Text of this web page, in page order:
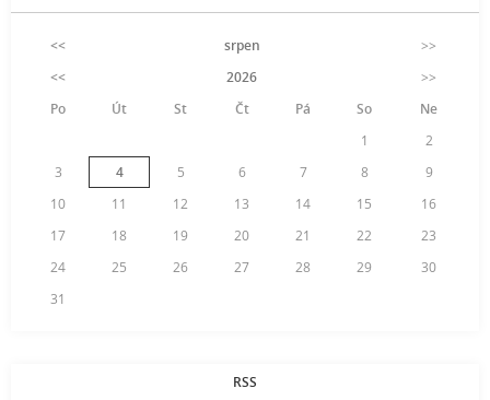
<< srpen
>>
<<
2026
>>
Po
Út St Čt Pá So
Ne
1
2
3
4 5 6 7 8
9
10
11 12 13 14 15
16
17
18 19 20 21 22
23
24
25 26 27 28 29
30
31
RSS